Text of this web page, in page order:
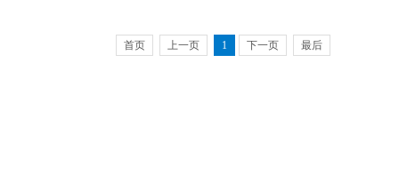
首页 上一页 1 下一页 最后